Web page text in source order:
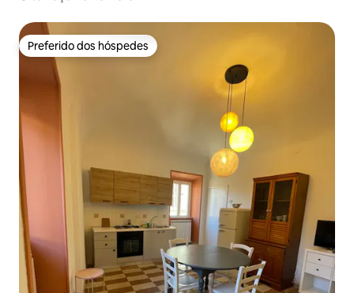
Preferido dos hóspedes
Preferido dos hóspedes